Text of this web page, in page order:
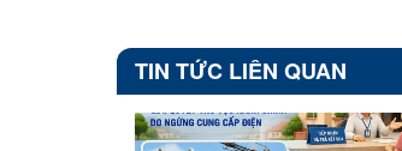
TIN TỨC LIÊN QUAN